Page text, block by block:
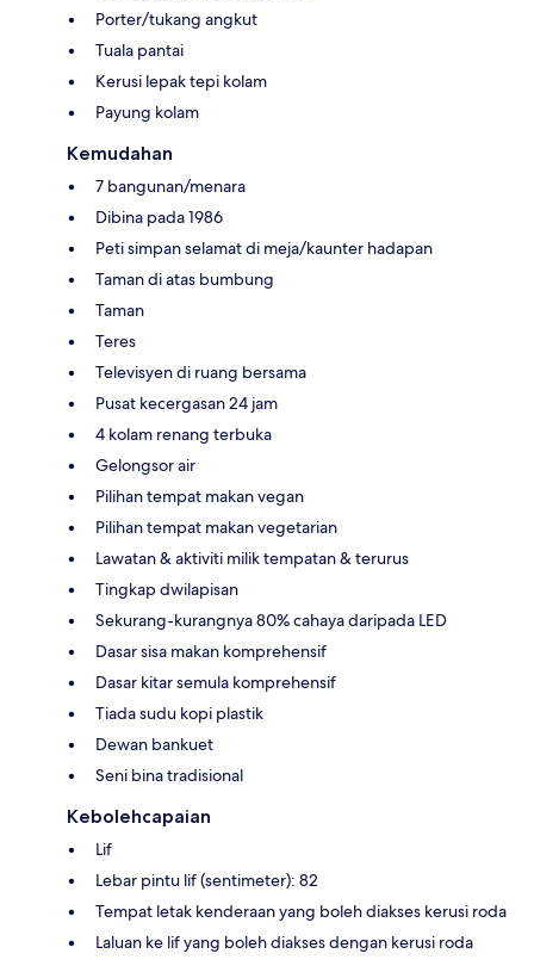
Porter/tukang angkut
Tuala pantai
Kerusi lepak tepi kolam
Payung kolam
Kemudahan
7 bangunan/menara
Dibina pada 1986
Peti simpan selamat di meja/kaunter hadapan
Taman di atas bumbung
Taman
Teres
Televisyen di ruang bersama
Pusat kecergasan 24 jam
4 kolam renang terbuka
Gelongsor air
Pilihan tempat makan vegan
Pilihan tempat makan vegetarian
Lawatan & aktiviti milik tempatan & terurus
Tingkap dwilapisan
Sekurang-kurangnya 80% cahaya daripada LED
Dasar sisa makan komprehensif
Dasar kitar semula komprehensif
Tiada sudu kopi plastik
Dewan bankuet
Seni bina tradisional
Kebolehcapaian
Lif
Lebar pintu lif (sentimeter): 82
Tempat letak kenderaan yang boleh diakses kerusi roda
Laluan ke lif yang boleh diakses dengan kerusi roda